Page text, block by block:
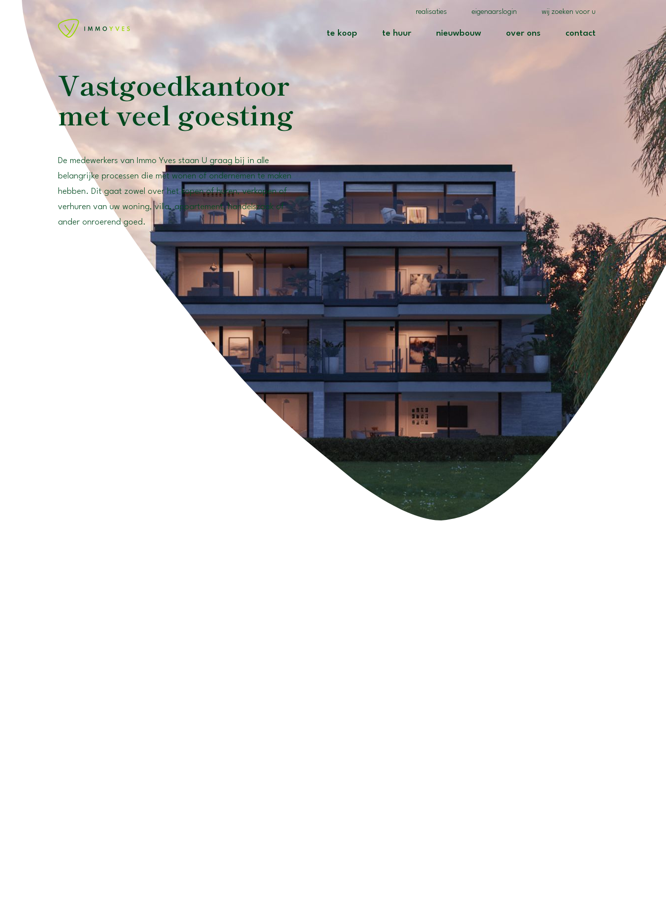
te koop (te koop)te huur(te huur)nieuwbouw(nieuwbouw)
over ons (over ons)contact
realisaties (realisaties)eigenaarslogin (eigenaarslogin)
wij zoeken voor u
Vastgoedkantoor
met veel goesting
De medewerkers van Immo Yves staan U graag bij in alle
belangrijke processen die met wonen of ondernemen te maken
hebben. Dit gaat zowel over het kopen of huren, verkopen of
verhuren van uw woning, villa, appartement, handelszaak of
ander onroerend goed.